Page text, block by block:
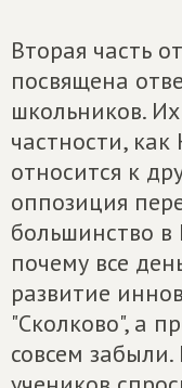
Вторая часть
посвящена
школьников.
частности,
относится к
оппозиция
большинство в
почему все
развитие
"Сколково", а
совсем